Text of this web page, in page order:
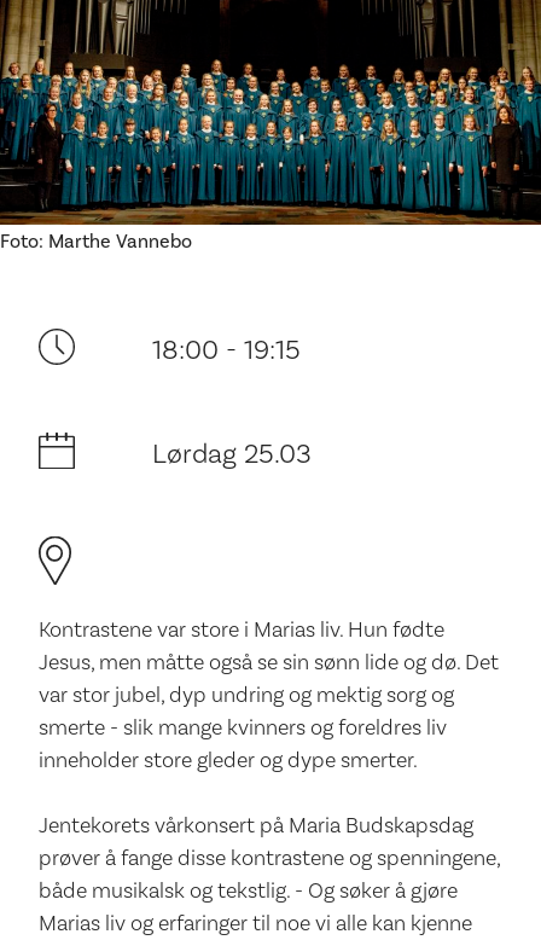
Ditt besøk
Foto: Marthe Vannebo
18:00 - 19:15
Lørdag 25.03
Kontrastene var store i Marias liv. Hun fødte
Jesus, men måtte også se sin sønn lide og dø. Det
var stor jubel, dyp undring og mektig sorg og
smerte - slik mange kvinners og foreldres liv
inneholder store gleder og dype smerter.
Jentekorets vårkonsert på Maria Budskapsdag
prøver å fange disse kontrastene og spenningene,
både musikalsk og tekstlig. - Og søker å gjøre
Marias liv og erfaringer til noe vi alle kan kjenne